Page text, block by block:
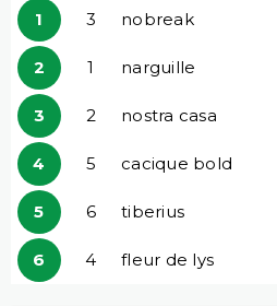
1 3 nobreak
2 1 narguille
3 2 nostra casa
4 5 cacique bold
5 6 tiberius
6 4 fleur de lys